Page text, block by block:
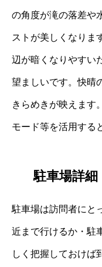
の角度が滝の落差や
ストが美しくなりま
辺が暗くなりやすい
望ましいです。快晴
きらめきが映えます
モード等を活用する
駐車場詳細
駐車場は訪問者にと
近まで行けるか・駐
しく把握しておけば